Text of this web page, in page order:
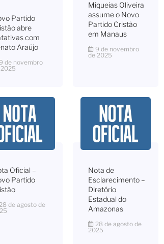
Partido
abre
com
Araújo
de novembro
Miqueias Oliveira
assume o Novo
Partido Cristão
em Manaus
9 de novembro
de 2025
Oficial –
Partido
28 de agosto de
Nota de
Esclarecimento –
Diretório
Estadual do
Amazonas
28 de agosto de
2025